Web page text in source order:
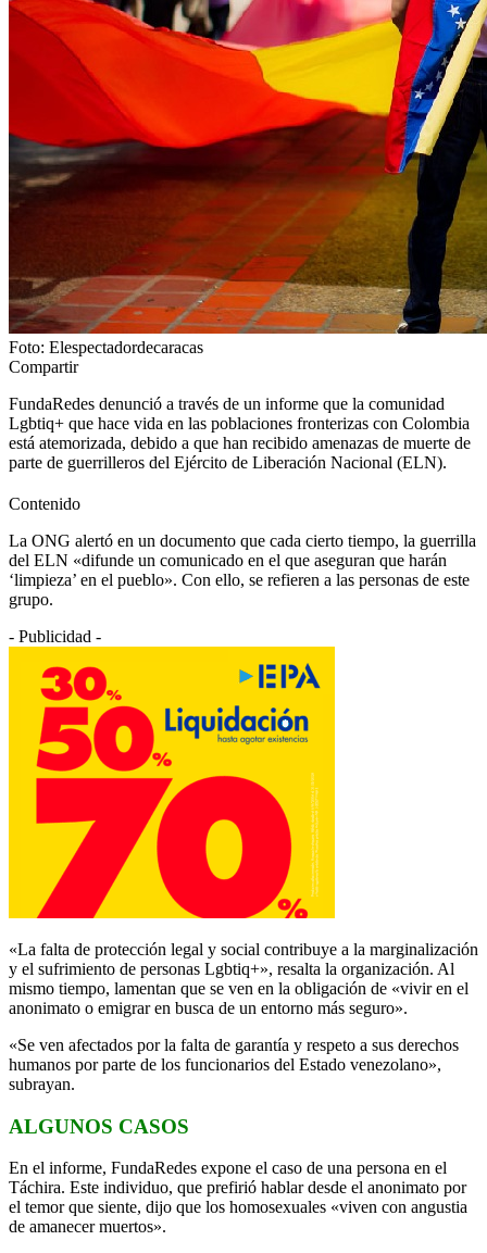
Foto: Elespectadordecaracas
Compartir
FundaRedes denunció a través de un informe que la comunidad
Lgbtiq+ que hace vida en las poblaciones fronterizas con Colombia
está atemorizada, debido a que han recibido amenazas de muerte de
parte de guerrilleros del Ejército de Liberación Nacional (ELN).
Contenido
La ONG alertó en un documento que cada cierto tiempo, la guerrilla
del ELN «difunde un comunicado en el que aseguran que harán
‘limpieza’ en el pueblo». Con ello, se refieren a las personas de este
grupo.
- Publicidad -
«La falta de protección legal y social contribuye a la marginalización
y el sufrimiento de personas Lgbtiq+», resalta la organización. Al
mismo tiempo, lamentan que se ven en la obligación de «vivir en el
anonimato o emigrar en busca de un entorno más seguro».
«Se ven afectados por la falta de garantía y respeto a sus derechos
humanos por parte de los funcionarios del Estado venezolano»,
subrayan.
ALGUNOS CASOS
En el informe, FundaRedes expone el caso de una persona en el
Táchira. Este individuo, que prefirió hablar desde el anonimato por
el temor que siente, dijo que los homosexuales «viven con angustia
de amanecer muertos».